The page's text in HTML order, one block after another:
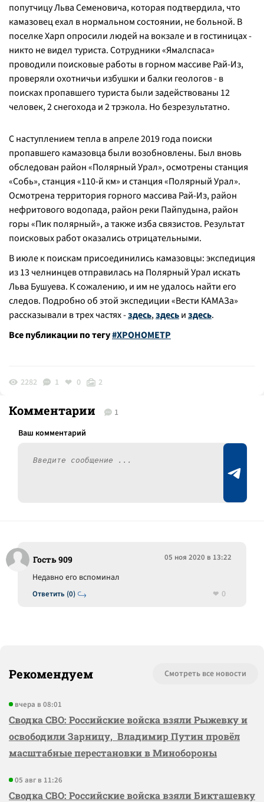
попутчицу Льва Семеновича, которая подтвердила, что
камазовец ехал в нормальном состоянии, не больной. В
поселке Харп опросили людей на вокзале и в гостиницах -
никто не видел туриста. Сотрудники «Ямалспаса»
проводили поисковые работы в горном массиве Рай-Из,
проверяли охотничьи избушки и балки геологов - в
поисках пропавшего туриста были задействованы 12
человек, 2 снегохода и 2 трэкола. Но безрезультатно.
С наступлением тепла в апреле 2019 года поиски
пропавшего камазовца были возобновлены. Был вновь
обследован район «Полярный Урал», осмотрены станция
«Собь», станция «110-й км» и станция «Полярный Урал».
Осмотрена территория горного массива Рай-Из, район
нефритового водопада, район реки Пайпудына, район
горы «Пик полярный», а также изба связистов. Результат
поисковых работ оказались отрицательными.
В июле к поискам присоединились камазовцы: экспедиция
из 13 челнинцев отправилась на Полярный Урал искать
Льва Бушуева. К сожалению, и им не удалось найти его
следов. Подробно об этой экспедиции «Вести КАМАЗа»
рассказывали в трех частях -здесь,здесьиздесь.
Все публикации по тегу#ХРОНОМЕТР
2282 1 0 2
Комментарии 1
Гость 909 05 ноя 2020 в 13:22
Ответить (0)
Недавно его вспоминал
0
Рекомендуем Смотреть все новости
вчера в 08:01
Сводка СВО: Российские войска взяли Рыжевку и
освободили Зарницу, Владимир Путин провёл
масштабные перестановки в Минобороны
05 авг в 11:26
Сводка СВО: Российские войска взяли Бикташевку